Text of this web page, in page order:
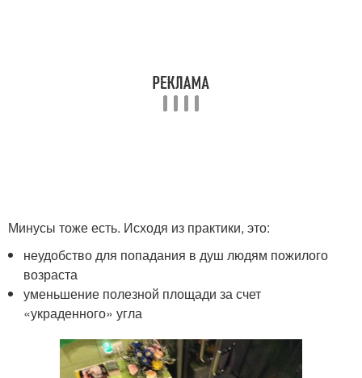
Минусы тоже есть. Исходя из практики, это:
неудобство для попадания в душ людям пожилого
возраста
уменьшение полезной площади за счет
«украденного» угла